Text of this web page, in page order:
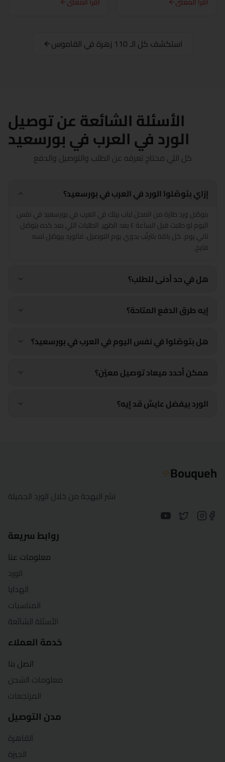
استكشف كل الـ 110 زهرة في القاموس
الأسئلة الشائعة عن توصيل
الورد في العرب في بورسعيد
كل اللي محتاج تعرفه عن الطلب والتوصيل والدفع
إزاي بتوصّلوا الورد في العرب في بورسعيد؟
بنوصّل ورد طازة من المحل لباب بيتك في العرب في بورسعيد في نفس
اليوم لو طلبت قبل الساعة ٤ بعد الظهر. الطلبات اللي بعد كده بتوصّل
تاني يوم. كل باقة بتترتّب يدوي يوم التوصيل، فالورد بيوصّل لسه
فايح.
هل في حد أدنى للطلب؟
إيه طرق الدفع المتاحة؟
هل بتوصّلوا في نفس اليوم في العرب في بورسعيد؟
ممكن أحدد ميعاد توصيل معيّن؟
الورد بيفضل عايش قد إيه؟
Bouqueh
🌹
نشر البهجة من خلال الورد الجميلة
روابط سريعة
معلومات عنا
الورد
الهدايا
المناسبات
الأسئلة الشائعة
خدمة العملاء
اتصل بنا
معلومات الشحن
المرتجعات
مدن التوصيل
القاهرة
الجيزة
الإسماعيلية
مرسى مطروح
المنيا
قنا
شرم الشيخ
سوهاج
الزقازيق